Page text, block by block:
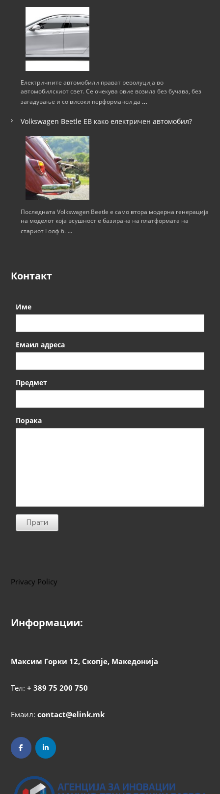
Електричните автомобили прават револуција во
автомобилскиот свет. Се очекува овие возила без бучава, без
загадување и со високи перформанси да …
Volkswagen Beetle ЕВ како електричен автомобил?
Последната Volkswagen Beetle е само втора модерна генерација
на моделот која всушност е базирана на платформата на
стариот Голф 6. …
Контакт
Име
Емаил адреса
Предмет
Порака
Прати
Privacy Policy
Информации:
Максим Горки 12, Скопје, Македонија
Тел: + 389 75 200 750
Емаил: contact@elink.mk